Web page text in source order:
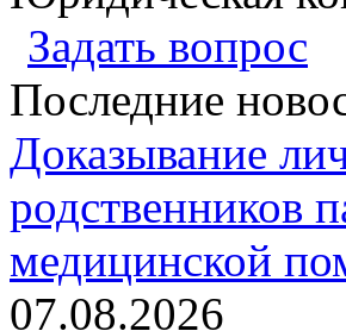
Задать вопрос
Последние
Доказывание
родственников
медицинской
07.08.2026